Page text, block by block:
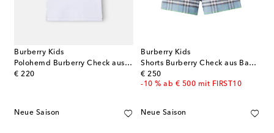
Burberry Kids
Polohemd Burberry Check aus Baumwoll-Piqué
€ 220
original price
Burberry Kids
Shorts Burberry Check aus Baumwolle
€ 250
original price
-10 % ab € 500 mit FIRST10
Neue Saison Neue Saison